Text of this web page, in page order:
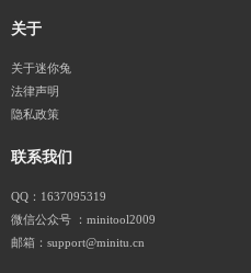
关于
关于迷你兔
法律声明
隐私政策
联系我们
QQ：1637095319
微信公众号 ：minitool2009
邮箱：support@minitu.cn